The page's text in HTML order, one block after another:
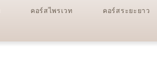
คอร์สไพรเวท คอร์สระยะยาว